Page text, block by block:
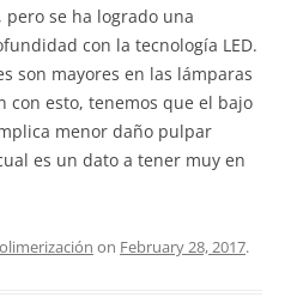
se ha logrado una
con la tecnología LED.
son mayores en las lámparas
con esto, tenemos que el bajo
menor daño pulpar
es un dato a tener muy en
on February 28, 2017.